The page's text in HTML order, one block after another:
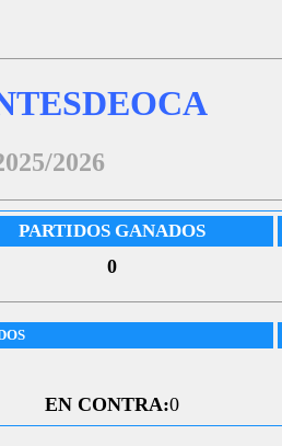
2026
PARTIDOS GANADOS
0
EN CONTRA:0